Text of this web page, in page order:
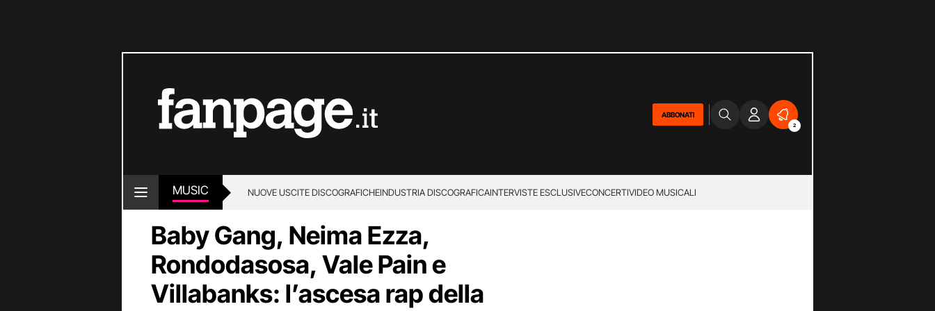
ABBONATI
2
MUSIC NUOVE USCITE DISCOGRAFICHEINDUSTRIA DISCOGRAFICAINTERVISTE ESCLUSIVECONCERTIVIDEO MUSICALI
Baby Gang, Neima Ezza,
Rondodasosa, Vale Pain e
Villabanks: l’ascesa rap della